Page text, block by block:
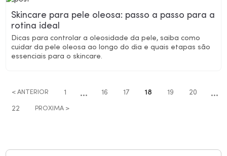
Skincare para pele oleosa: passo a passo para a
rotina ideal
Dicas para controlar a oleosidade da pele, saiba como
cuidar da pele oleosa ao longo do dia e quais etapas são
essenciais para o skincare.
< ANTERIOR 1 … 16 17 18 19 20 …
22 PROXIMA >